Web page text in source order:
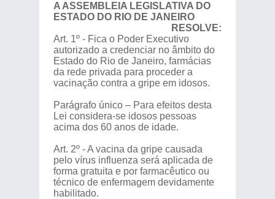
A ASSEMBLEIA LEGISLATIVA DO
ESTADO DO RIO DE JANEIRO
RESOLVE:
Art. 1º - Fica o Poder Executivo
autorizado a credenciar no âmbito do
Estado do Rio de Janeiro, farmácias
da rede privada para proceder a
vacinação contra a gripe em idosos.
Parágrafo único – Para efeitos desta
Lei considera-se idosos pessoas
acima dos 60 anos de idade.
Art. 2º - A vacina da gripe causada
pelo vírus influenza será aplicada de
forma gratuita e por farmacêutico ou
técnico de enfermagem devidamente
habilitado.